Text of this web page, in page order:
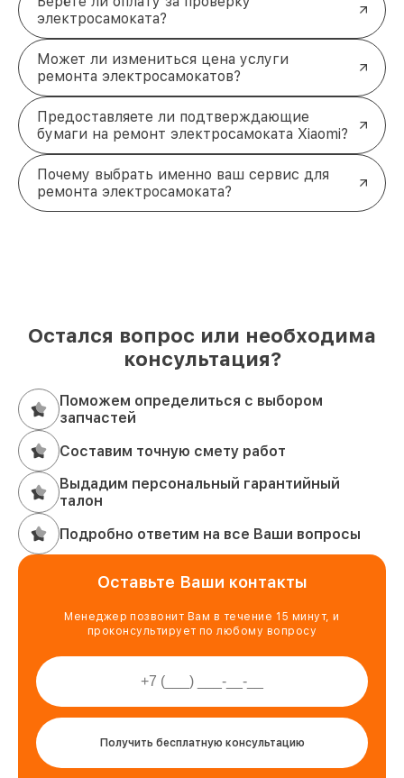
сейчас. Звоните по телефону
или приезжайте в наш сервисный центр по
адресу:Лиговский проспект, 153, лит. А
всегда готовы помочь!
электросамоката?
Может ли измениться цена услуги
ремонта электросамокатов?
Предоставляете ли подтверждающие
бумаги на ремонт электросамоката Xiaomi?
Почему выбрать именно ваш сервис для
ремонта электросамоката?
Остался вопрос или необходима
консультация?
Поможем определиться с выбором
запчастей
Составим точную смету работ
Выдадим персональный гарантийный
талон
Подробно ответим на все Ваши вопросы
Оставьте Ваши контакты
Менеджер позвонит Вам в течение 15 минут, и
проконсультирует по любому вопросу
Получить бесплатную консультацию